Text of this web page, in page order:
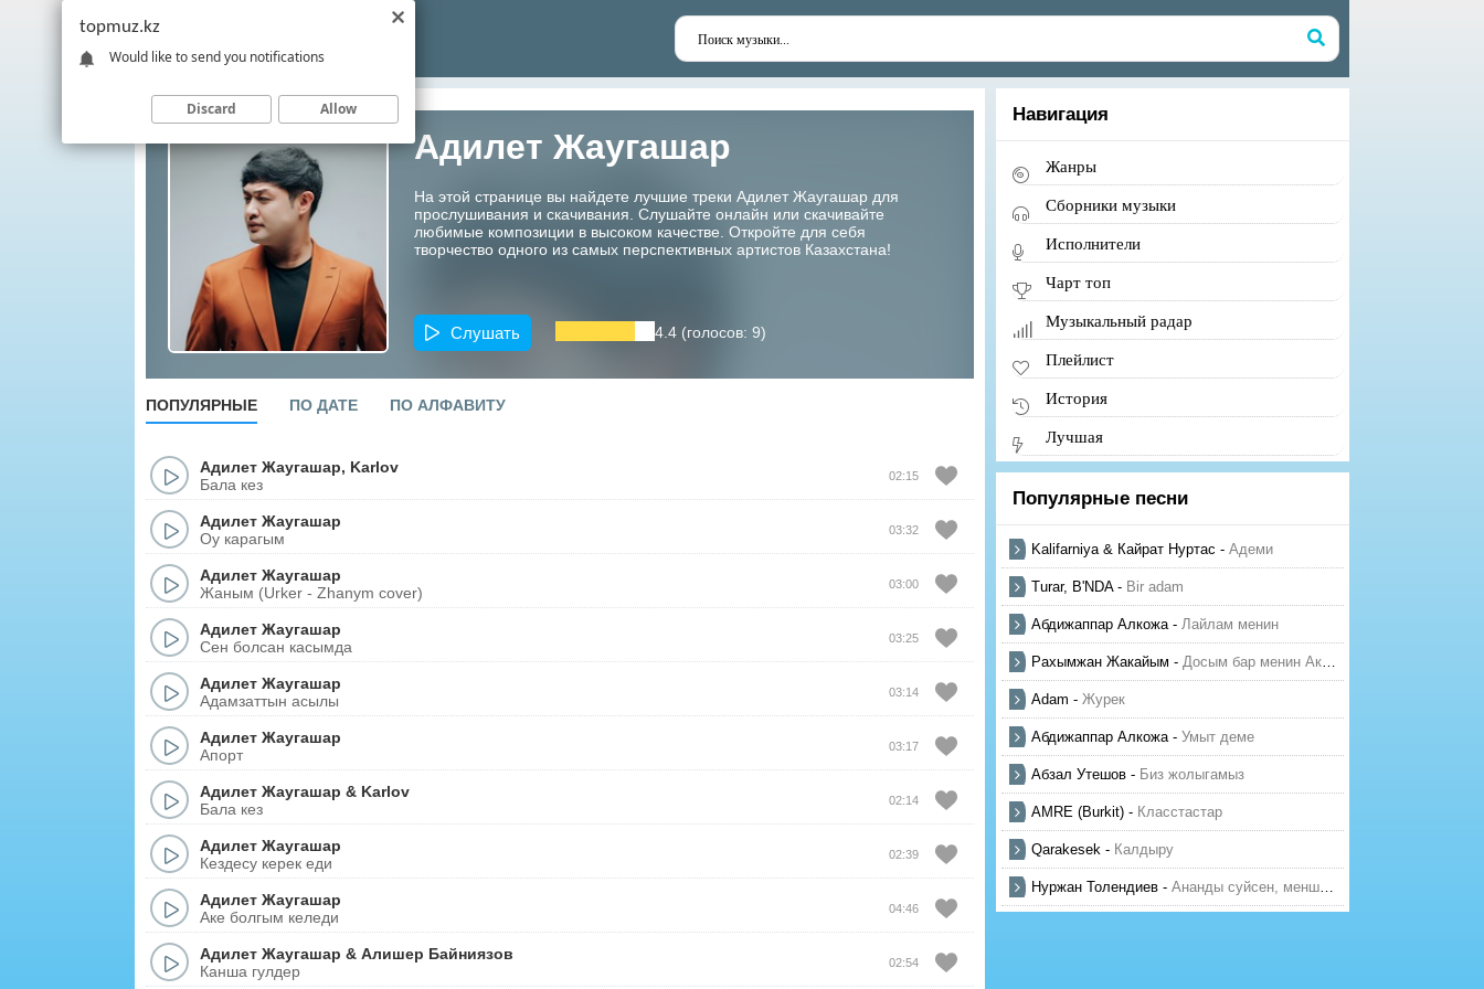
Адилет Жаугашар
На этой странице вы найдете лучшие треки Адилет Жаугашар для
прослушивания и скачивания. Слушайте онлайн или скачивайте
любимые композиции в высоком качестве. Откройте для себя
творчество одного из самых перспективных артистов Казахстана!
Слушать 4.4 (голосов: 9)
ПОПУЛЯРНЫЕ ПО ДАТЕ ПО АЛФАВИТУ
Адилет Жаугашар, Karlov
Бала кез
02:15
Адилет Жаугашар
Оу карагым
03:32
Адилет Жаугашар
Жаным (Urker - Zhanym cover)
03:00
Адилет Жаугашар
Сен болсан касымда
03:25
Адилет Жаугашар
Адамзаттын асылы
03:14
Адилет Жаугашар
Апорт
03:17
Адилет Жаугашар & Karlov
Бала кез
02:14
Адилет Жаугашар
Кездесу керек еди
02:39
Адилет Жаугашар
Аке болгым келеди
04:46
Адилет Жаугашар & Алишер Байниязов
Канша гулдер
02:54
Навигация
Жанры
Сборники музыки
Исполнители
Чарт топ
Музыкальный радар
Плейлист
История
Лучшая
Популярные песни
Kalifarniya & Кайрат Нуртас - Адеми
Turar, B'NDA- Bir adam
Абдижаппар Алкожа- Лайлам менин
Рахымжан Жакайым - Досым бар менин Актауда
Adam - Журек
Абдижаппар Алкожа- Умыт деме
Абзал Утешов - Биз жолыгамыз
AMRE (Burkit) - Класстастар
Qarakesek - Калдыру
Нуржан Толендиев - Ананды суйсен, менше суй
topmuz.kz
Would like to send you notifications
Discard Allow